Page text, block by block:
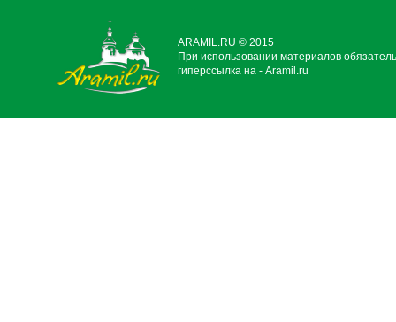
ARAMIL.RU © 2015
При использовании материалов
гиперссылка на - Aramil.ru